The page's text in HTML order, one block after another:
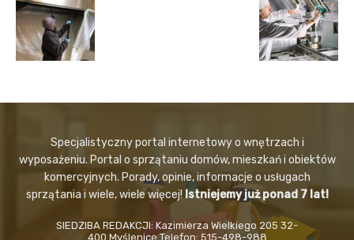
Specjalistyczny portal internetowy o wnętrzach i
wyposażeniu. Portal o sprzątaniu domów, mieszkań i obiektów
komercyjnych. Porady, opinie, informacje o usługach
sprzątania i wiele, wiele więcej!Istniejemy już ponad 7 lat!
SIEDZIBA REDAKCJI: Kazimierza Wielkiego 205 32-
400 Myślenice Telefon: 515-498-988